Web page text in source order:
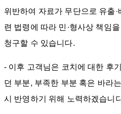
위반하여 자료가 무단으로 유출
련 법령에 따라 민·형사상 책임
청구할 수 있습니다.
- 이후 고객님은 코치에 대한 후
던 부분, 부족한 부분 혹은 바라
시 반영하기 위해 노력하겠습니